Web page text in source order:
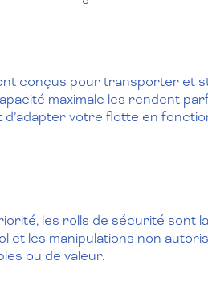
conçus pour transporter et
maximale les rendent
votre flotte en
les rolls de sécurité sont
les manipulations non
ou de valeur.